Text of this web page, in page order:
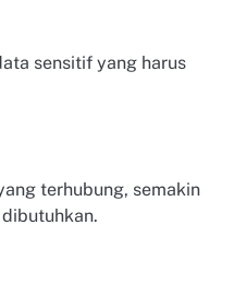
sensitif yang harus
terhubung, semakin